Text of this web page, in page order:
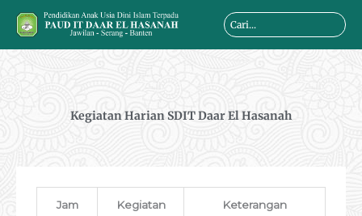
content
Search
Kegiatan Harian SDIT Daar El Hasanah
Jam Kegiatan Keterangan